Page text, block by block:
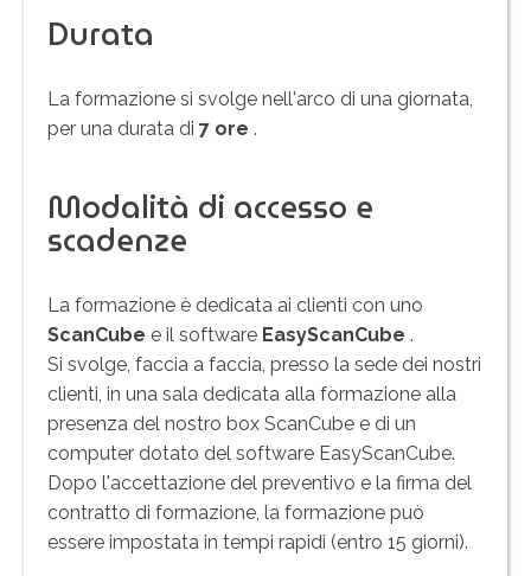
Durata
La formazione si svolge nell'arco di una giornata,
per una durata di 7 ore .
Modalità di accesso e
scadenze
La formazione è dedicata ai clienti con uno
ScanCube e il software EasyScanCube .
Si svolge, faccia a faccia, presso la sede dei nostri
clienti, in una sala dedicata alla formazione alla
presenza del nostro box ScanCube e di un
computer dotato del software EasyScanCube.
Dopo l'accettazione del preventivo e la firma del
contratto di formazione, la formazione può
essere impostata in tempi rapidi (entro 15 giorni).